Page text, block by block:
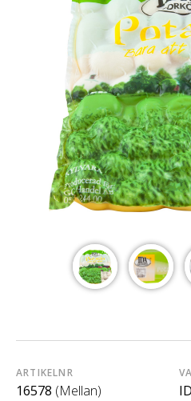
ARTIKELNR
16578 (Mellan)